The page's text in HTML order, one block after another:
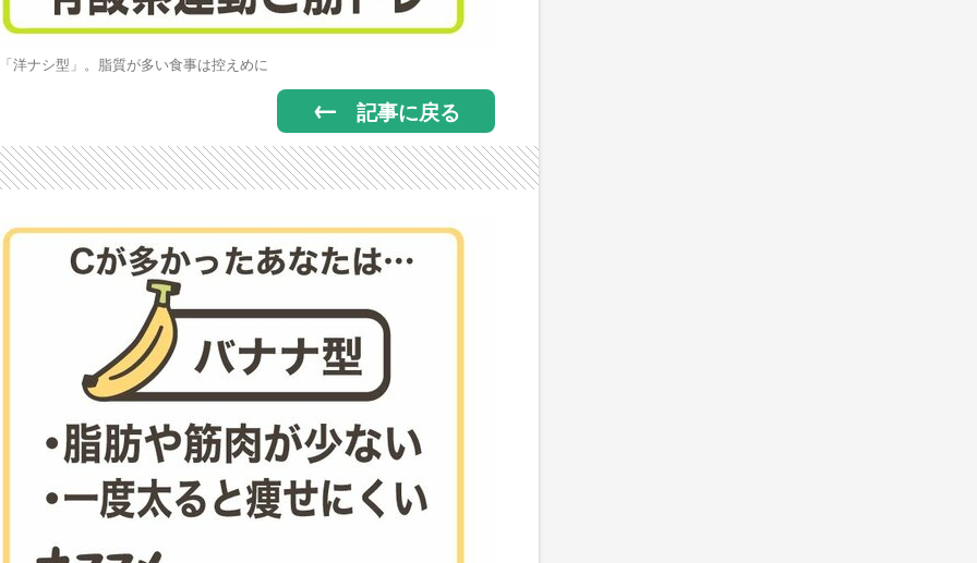
洋ナシ型」。脂質が多い食事は控えめに
記事に戻る